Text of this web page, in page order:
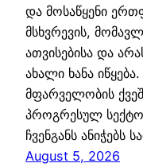
და მოსაწყენი
მსხვრევის,
ათვისებისა და
ახალი ხანა
მფარველობის
პროგრესულ
ჩვენგანს ანიჭებს
August 5, 2026